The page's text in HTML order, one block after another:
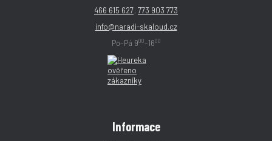
466 615 627; 773 903 773
info@naradi-skaloud.cz
Po–Pá 900–1600
Informace